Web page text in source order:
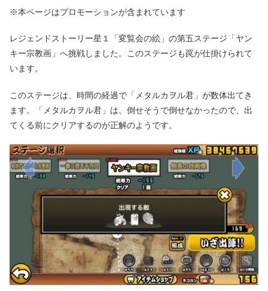
※本ページはプロモーションが含まれています
レジェンドストーリー星１「変覧会の絵」の第五ステージ「ヤン
キー宗教画」へ挑戦しました。このステージも罠が仕掛けられて
います。
このステージは、時間の経過で「メタルカヲル君」が数体出てき
ます。「メタルカヲル君」は、倒せそうで倒せなかったので、出
てくる前にクリアするのが正解のようです。